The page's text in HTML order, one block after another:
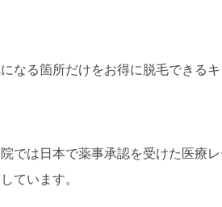
なる箇所だけをお得に脱毛できるキ
では日本で薬事承認を受けた医療
ています。